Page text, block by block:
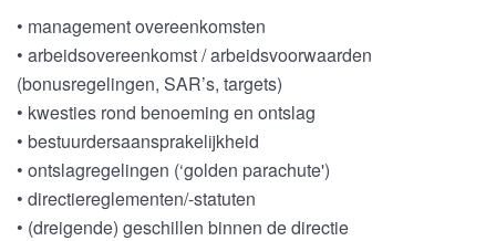
• management overeenkomsten
• arbeidsovereenkomst / arbeidsvoorwaarden
(bonusregelingen, SAR’s, targets)
• kwesties rond benoeming en ontslag
• bestuurdersaansprakelijkheid
• ontslagregelingen (‘golden parachute')
• directiereglementen/-statuten
• (dreigende) geschillen binnen de directie